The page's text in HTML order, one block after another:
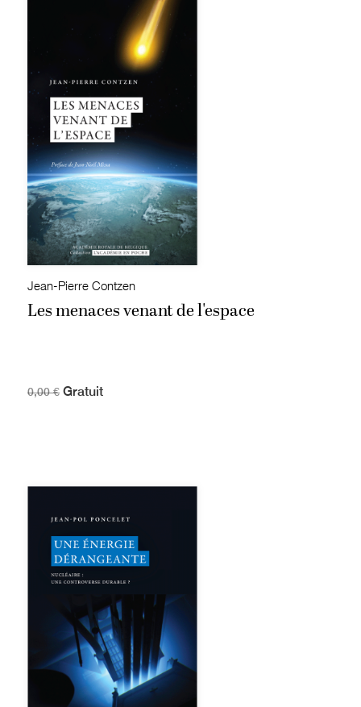
Jean-Pierre Contzen
Les menaces venant de l'espace
0,00 € Gratuit